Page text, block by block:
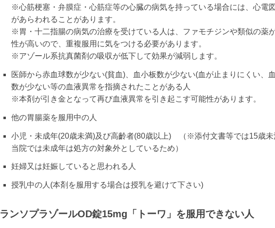
※心筋梗塞・弁膜症・心筋症等の心臓の病気を持っている場合には、心電
があらわれることがあります。
※胃・十二指腸の病気の治療を受けている人は、ファモチジンや類似の薬
性が高いので、重複服用に気をつける必要があります。
※アゾール系抗真菌剤の吸収が低下して効果が減弱します。
医師から赤血球数が少ない(貧血)、血小板数が少ない(血が止まりにくい、
数が少ない等の血液異常を指摘されたことがある人
※本剤が引き金となって再び血液異常を引き起こす可能性があります。
他の胃腸薬を服用中の人
小児・未成年(20歳未満)及び高齡者(80歳以上) （※添付文書等では15歳未
当院では未成年は処方の対象外としているため）
妊婦又は妊娠していると思われる人
授乳中の人(本剤を服用する場合は授乳を避けて下さい)
ランソプラゾールOD錠15mg「トーワ」を服用できない人